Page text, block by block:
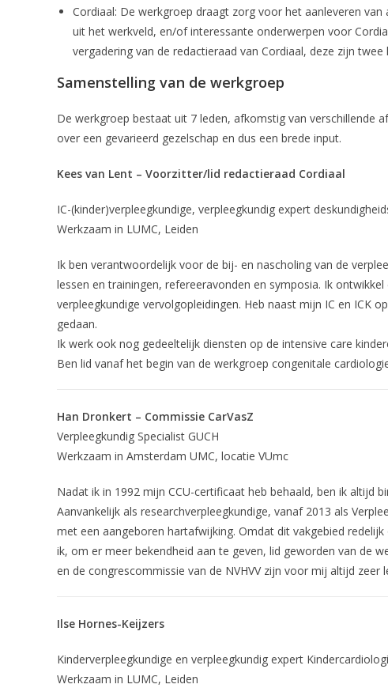
Cordiaal: De werkgroep draagt zorg voor het aanleveren
uit het werkveld, en/of interessante onderwerpen voor
vergadering van de redactieraad van Cordiaal, deze zijn twee
Samenstelling van de werkgroep
De werkgroep bestaat uit 7 leden, afkomstig van verschillende
over een gevarieerd gezelschap en dus een brede input.
Kees van Lent – Voorzitter/lid redactieraad Cordiaal
IC-(kinder)verpleegkundige, verpleegkundig expert
Werkzaam in LUMC, Leiden
Ik ben verantwoordelijk voor de bij- en nascholing van de
lessen en trainingen, refereeravonden en symposia. Ik
verpleegkundige vervolgopleidingen. Heb naast mijn IC en ICK
gedaan.
Ik werk ook nog gedeeltelijk diensten op de intensive care
Ben lid vanaf het begin van de werkgroep congenitale
Han Dronkert – Commissie CarVasZ
Verpleegkundig Specialist GUCH
Werkzaam in Amsterdam UMC, locatie VUmc
Nadat ik in 1992 mijn CCU-certificaat heb behaald, ben ik altijd
Aanvankelijk als researchverpleegkundige, vanaf 2013 als
met een aangeboren hartafwijking. Omdat dit vakgebied
ik, om er meer bekendheid aan te geven, lid geworden van de
en de congrescommissie van de NVHVV zijn voor mij altijd zeer
Ilse Hornes-Keijzers
Kinderverpleegkundige en verpleegkundig expert
Werkzaam in LUMC, Leiden